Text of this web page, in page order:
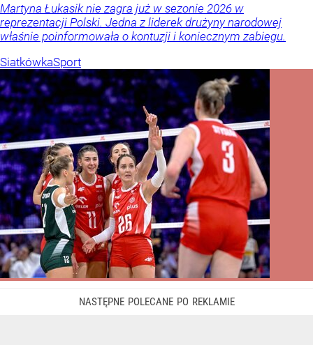
Martyna Łukasik nie zagra już w sezonie 2026 w
reprezentacji Polski. Jedna z liderek drużyny narodowej
właśnie poinformowała o kontuzji i koniecznym zabiegu.
SiatkówkaSport